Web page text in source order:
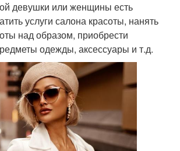
девушки или женщины есть
услуги салона красоты, нанять
над образом, приобрести
одежды, аксессуары и т.д.